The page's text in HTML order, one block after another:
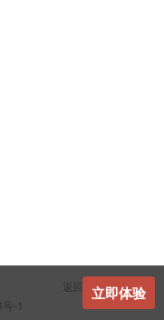
返回顶部
-1
立即体验